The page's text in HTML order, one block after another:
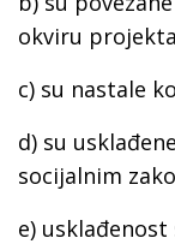
okviru projekta
c) su nastale
d) su
socijalnim
e)